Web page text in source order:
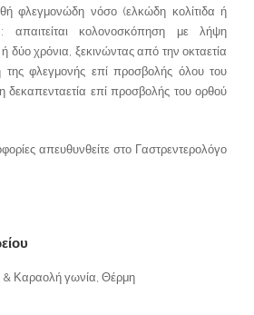
φλεγμονώδη νόσο (ελκώδη κολίτιδα ή
απαιτείται κολονοσκόπηση με λήψη
δύο χρόνια, ξεκινώντας από την οκταετία
της φλεγμονής επί προσβολής όλου του
δεκαπενταετία επί προσβολής του ορθού
απευθυνθείτε στο Γαστρεντερολόγο
Καραολή γωνία, Θέρμη